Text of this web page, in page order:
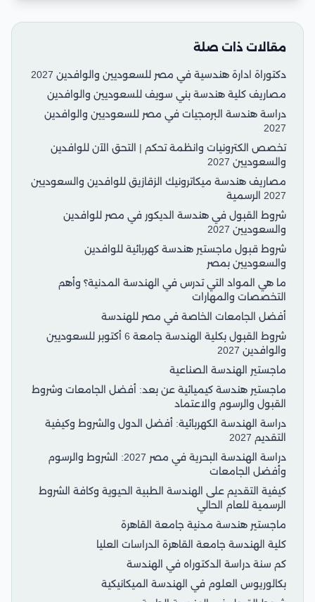
مقالات ذات صلة
دكتوراة ادارة هندسية في مصر للسعوديين والوافدين 2027
مصاريف كلية هندسة بني سويف للسعوديين والوافدين
دراسة هندسة البرمجيات في مصر للسعوديين والوافدين
2027
تخصص الكترونيات وانظمة تحكم | التحق الآن للوافدين
والسعوديين 2027
مصاريف هندسة ميكاترونيك الزقازيق للوافدين والسعوديين
2027 الرسمية
شروط القبول في هندسة الديكور في مصر للوافدين
والسعوديين 2027
شروط قبول ماجستير هندسة كهربائية للوافدين
والسعوديين بمصر
ما هي المواد التي تدرس في الهندسة المدنية؟ وأهم
التخصصات والمهارات
أفضل الجامعات الخاصة في مصر للهندسة
شروط القبول بكلية الهندسة جامعة 6 أكتوبر للسعوديين
والوافدين 2027
ماجستير الهندسة الصناعية
ماجستير هندسة كيميائية عن بعد: أفضل الجامعات وشروط
القبول والرسوم والاعتماد
دراسة الهندسة الكهربائية: أفضل الدول والشروط وكيفية
التقديم 2027
دراسة الهندسة البحرية في مصر 2027: الشروط والرسوم
وأفضل الجامعات
كيفية التقديم على الهندسة الطبية الحيوية وكافة الشروط
الرسمية للعام الحالي
ماجستير هندسة مدنية جامعة القاهرة
كلية الهندسة جامعة القاهرة الدراسات العليا
كم سنة دراسة الدكتوراه في الهندسة
بكالوريوس العلوم في الهندسة الميكانيكية